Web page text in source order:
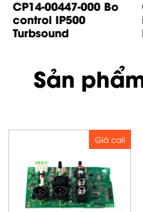
CP14-00447-000 Bo
control IP500
Turbsound
Sản
Giá call